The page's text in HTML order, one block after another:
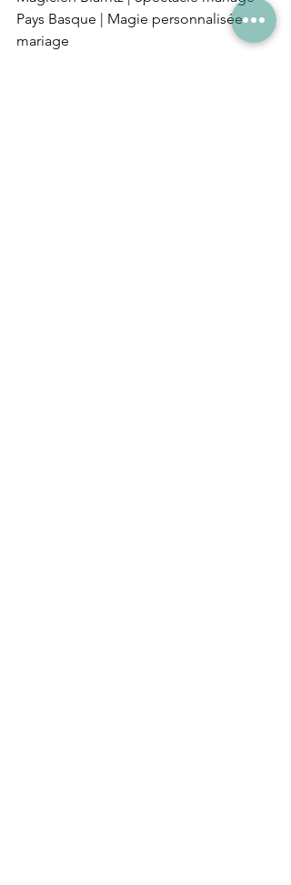
Pays Basque | Magie personnalisée
mariage